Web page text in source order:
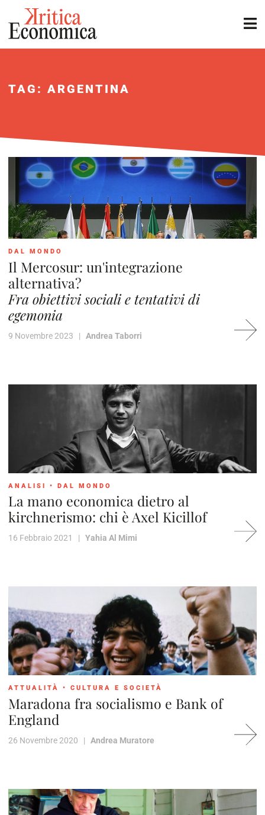
TAG: ARGENTINA
DAL MONDO
Il Mercosur: un'integrazione
alternativa?
Fra obiettivi sociali e tentativi di
egemonia
9 Novembre 2023 | Andrea Taborri
ANALISI • DAL MONDO
La mano economica dietro al
kirchnerismo: chi è Axel Kicillof
16 Febbraio 2021 | Yahia Al Mimi
ATTUALITÀ • CULTURA E SOCIETÀ
Maradona fra socialismo e Bank of
England
26 Novembre 2020 | Andrea Muratore